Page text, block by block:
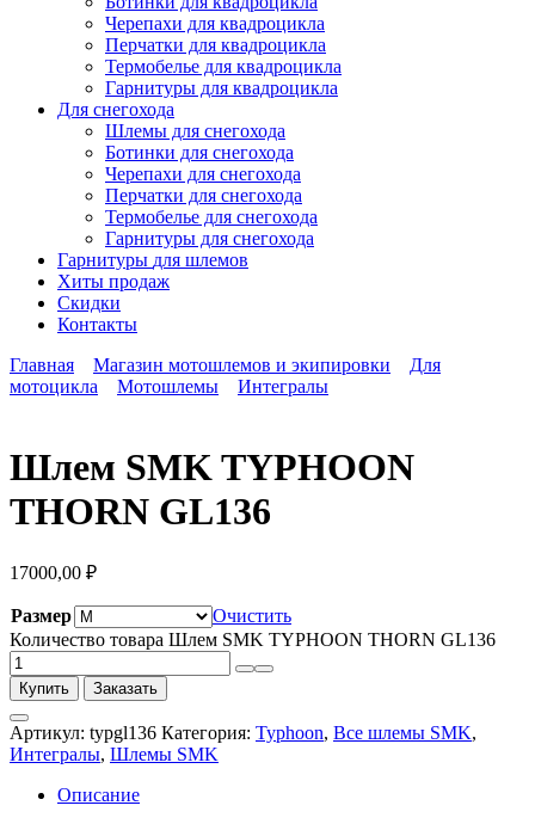
Черепахи для квадроцикла
Перчатки для квадроцикла
Термобелье для квадроцикла
Гарнитуры для квадроцикла
Для снегохода
Шлемы для снегохода
Ботинки для снегохода
Черепахи для снегохода
Перчатки для снегохода
Термобелье для снегохода
Гарнитуры для снегохода
Гарнитуры для шлемов
Хиты продаж
Скидки
Контакты
Главная
Магазин мотошлемов и экипировки
Для
мотоцикла
Мотошлемы Интегралы
Шлем SMK TYPHOON
THORN GL136
17000,00 ₽
Размер
Очистить
Количество товара Шлем SMK TYPHOON THORN GL136
Купить Заказать
Артикул: typgl136 Категория: Typhoon, Все шлемы SMK,
Интегралы, Шлемы SMK
Описание